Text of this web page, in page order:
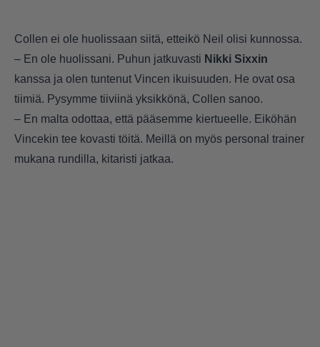
Collen ei ole huolissaan siitä, etteikö Neil olisi kunnossa.
– En ole huolissani. Puhun jatkuvasti Nikki Sixxin
kanssa ja olen tuntenut Vincen ikuisuuden. He ovat osa
tiimiä. Pysymme tiiviinä yksikkönä, Collen sanoo.
– En malta odottaa, että pääsemme kiertueelle. Eiköhän
Vincekin tee kovasti töitä. Meillä on myös personal trainer
mukana rundilla, kitaristi jatkaa.